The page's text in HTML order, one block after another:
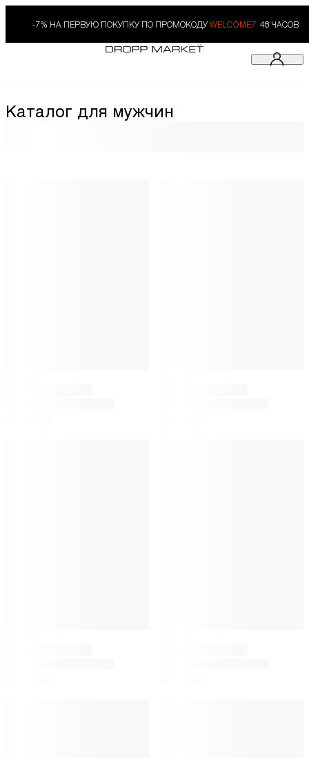
-7% НА ПЕРВУЮ ПОКУПКУ ПО ПРОМОКОДУ WELCOME7. 48 ЧАСОВ
Каталог для мужчин